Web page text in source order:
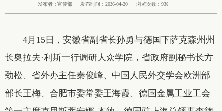
发布者：宣传部 发布时间：2026-04-20 浏览次数： 936
4月15日，安徽省副省长孙勇与德国下萨克森州州
长奥拉夫·利斯一行调研大众学院，省政府副秘书长方
劲松、省外办主任秦俊峰、中国人民外交学会欧洲部
部长王梅、合肥市委常委王海霞、德国金属工业工会